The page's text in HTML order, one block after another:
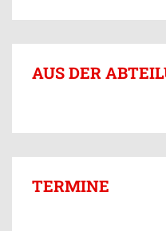
AUS DER
TERMINE